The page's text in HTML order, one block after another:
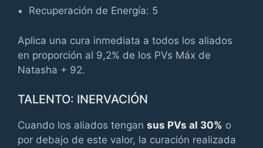
Recuperación de Energía: 5
Aplica una cura inmediata a todos los aliados
en proporción al 9,2% de los PVs Máx de
Natasha + 92.
TALENTO: INERVACIÓN
Cuando los aliados tengan sus PVs al 30% o
por debajo de este valor, la curación realizada